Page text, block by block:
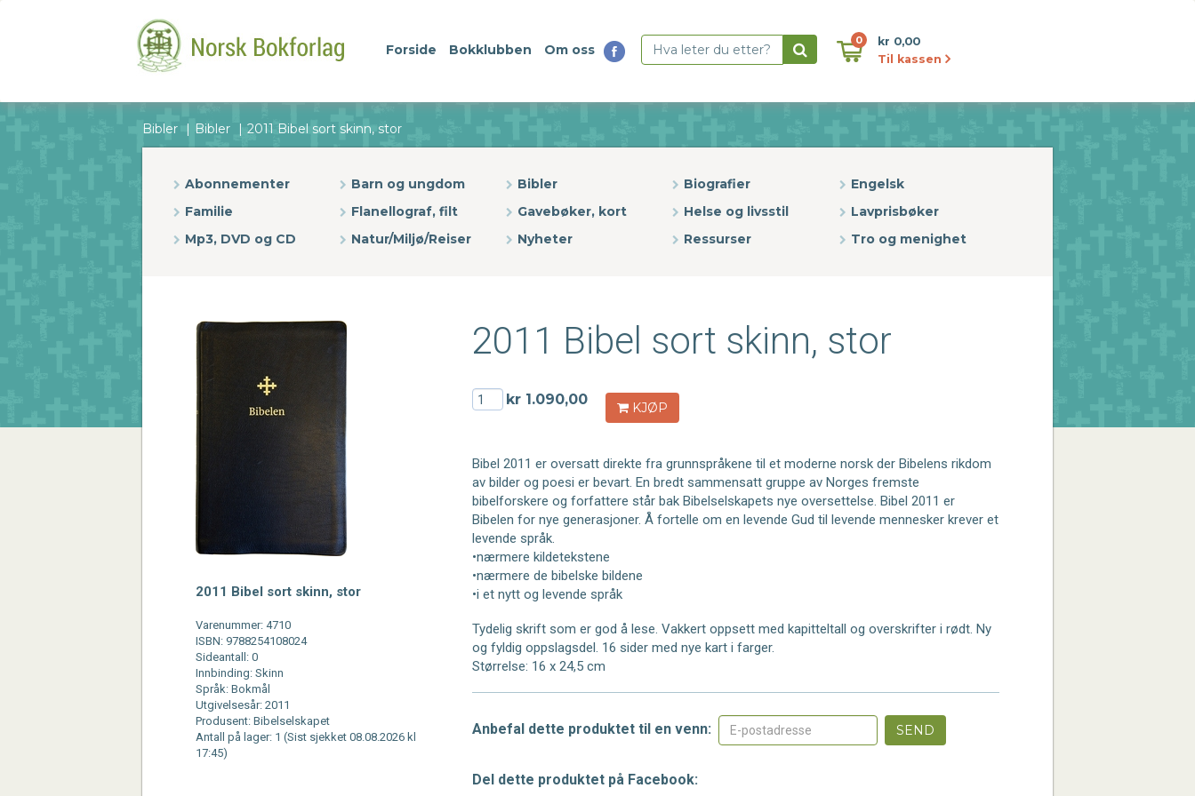
Forside Bokklubben Om oss
0
kr 0,00
Til kassen
Bibler Bibler 2011 Bibel sort skinn, stor
Abonnementer Barn og ungdom Bibler Biografier
Engelsk
Familie
Flanellograf, filt Gavebøker, kort Helse og livsstil
Lavprisbøker
Mp3, DVD og CD
Natur/Miljø/Reiser Nyheter Ressurser Tro og menighet
2011 Bibel sort skinn, stor
Varenummer: 4710
ISBN: 9788254108024
Sideantall: 0
Innbinding: Skinn
Språk: Bokmål
Utgivelsesår: 2011
Produsent: Bibelselskapet
Antall på lager: 1 (Sist sjekket 08.08.2026 kl
17:45)
2011 Bibel sort skinn, stor
kr 1.090,00
KJØP
Bibel 2011 er oversatt direkte fra grunnspråkene til et moderne norsk der Bibelens rikdom
av bilder og poesi er bevart. En bredt sammensatt gruppe av Norges fremste
bibelforskere og forfattere står bak Bibelselskapets nye oversettelse. Bibel 2011 er
Bibelen for nye generasjoner. Å fortelle om en levende Gud til levende mennesker krever et
levende språk.
•nærmere kildetekstene
•nærmere de bibelske bildene
•i et nytt og levende språk
Tydelig skrift som er god å lese. Vakkert oppsett med kapitteltall og overskrifter i rødt. Ny
og fyldig oppslagsdel. 16 sider med nye kart i farger.
Størrelse: 16 x 24,5 cm
Anbefal dette produktet til en venn: SEND
Del dette produktet på Facebook: